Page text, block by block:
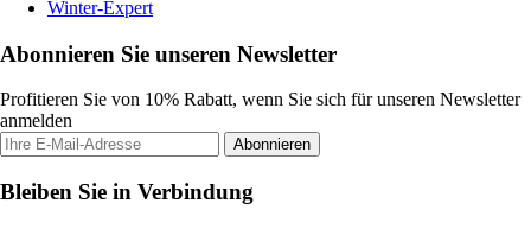
Winter-Expert
Abonnieren Sie unseren Newsletter
Profitieren Sie von 10% Rabatt, wenn Sie sich für unseren Newsletter
anmelden
Abonnieren
Bleiben Sie in Verbindung